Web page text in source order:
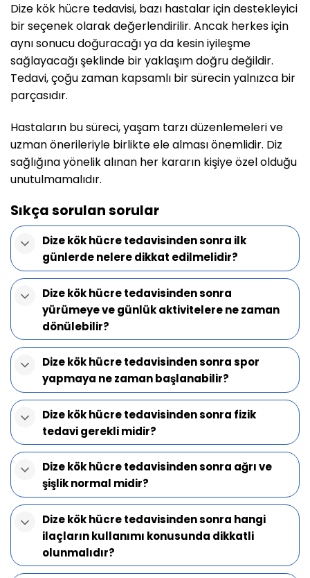
Dize kök hücre tedavisi, bazı hastalar için destekleyici
bir seçenek olarak değerlendirilir. Ancak herkes için
aynı sonucu doğuracağı ya da kesin iyileşme
sağlayacağı şeklinde bir yaklaşım doğru değildir.
Tedavi, çoğu zaman kapsamlı bir sürecin yalnızca bir
parçasıdır.
Hastaların bu süreci, yaşam tarzı düzenlemeleri ve
uzman önerileriyle birlikte ele alması önemlidir. Diz
sağlığına yönelik alınan her kararın kişiye özel olduğu
unutulmamalıdır.
Sıkça sorulan sorular
Dize kök hücre tedavisinden sonra ilk
günlerde nelere dikkat edilmelidir?
Dize kök hücre tedavisinden sonra
yürümeye ve günlük aktivitelere ne zaman
dönülebilir?
Dize kök hücre tedavisinden sonra spor
yapmaya ne zaman başlanabilir?
Dize kök hücre tedavisinden sonra fizik
tedavi gerekli midir?
Dize kök hücre tedavisinden sonra ağrı ve
şişlik normal midir?
Dize kök hücre tedavisinden sonra hangi
ilaçların kullanımı konusunda dikkatli
olunmalıdır?